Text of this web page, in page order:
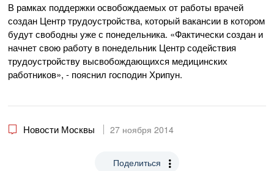
В рамках поддержки освобождаемых от работы врачей
создан Центр трудоустройства, который вакансии в котором
будут свободны уже с понедельника. «Фактически создан и
начнет свою работу в понедельник Центр содействия
трудоустройству высвобождающихся медицинских
работников», - пояснил господин Хрипун.
Новости Москвы 27 ноября 2014
Поделиться